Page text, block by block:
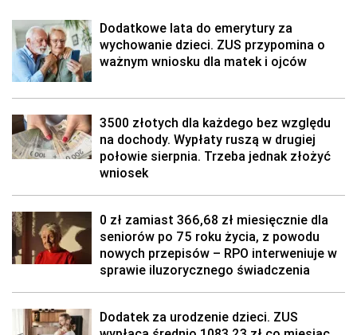
Dodatkowe lata do emerytury za
wychowanie dzieci. ZUS przypomina o
ważnym wniosku dla matek i ojców
3500 złotych dla każdego bez względu
na dochody. Wypłaty ruszą w drugiej
połowie sierpnia. Trzeba jednak złożyć
wniosek
0 zł zamiast 366,68 zł miesięcznie dla
seniorów po 75 roku życia, z powodu
nowych przepisów – RPO interweniuje w
sprawie iluzorycznego świadczenia
Dodatek za urodzenie dzieci. ZUS